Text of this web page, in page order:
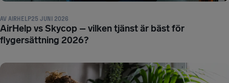
AV AIRHELP25 JUNI 2026
AirHelp vs Skycop – vilken tjänst är bäst för
flygersättning 2026?